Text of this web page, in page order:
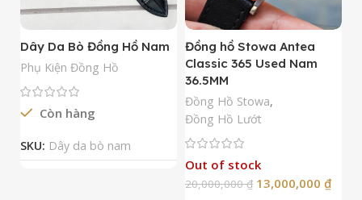
Dây Da Bò Đồng Hồ Nam
Phụ Kiện Đồng Hồ
Còn hàng
SKU: Dây da bò nam
Đồng hồ Stowa Antea
Classic 365 Used Nam
36.5MM
Đồng Hồ Stowa,
Đồng Hồ Lướt
Out of stock
20,000,000₫ 13,000,000 ₫